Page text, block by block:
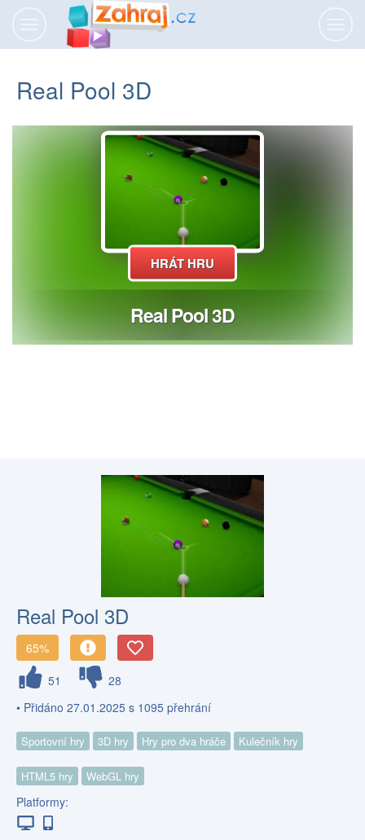
Real Pool 3D
Real Pool 3D
65%
51
28
• Přidáno 27.01.2025 s 1095 přehrání
Sportovní hry 3D hry Hry pro dva hráče Kulečník hry
HTML5 hry WebGL hry
Platformy: